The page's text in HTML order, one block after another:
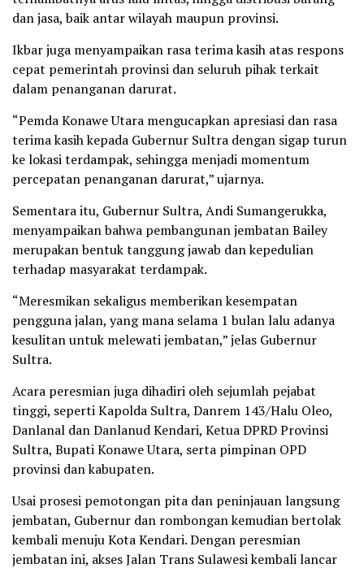
dan jasa, baik antar wilayah maupun provinsi.
Ikbar juga menyampaikan rasa terima kasih atas respons
cepat pemerintah provinsi dan seluruh pihak terkait
dalam penanganan darurat.
“Pemda Konawe Utara mengucapkan apresiasi dan rasa
terima kasih kepada Gubernur Sultra dengan sigap turun
ke lokasi terdampak, sehingga menjadi momentum
percepatan penanganan darurat,” ujarnya.
Sementara itu, Gubernur Sultra, Andi Sumangerukka,
menyampaikan bahwa pembangunan jembatan Bailey
merupakan bentuk tanggung jawab dan kepedulian
terhadap masyarakat terdampak.
“Meresmikan sekaligus memberikan kesempatan
pengguna jalan, yang mana selama 1 bulan lalu adanya
kesulitan untuk melewati jembatan,” jelas Gubernur
Sultra.
Acara peresmian juga dihadiri oleh sejumlah pejabat
tinggi, seperti Kapolda Sultra, Danrem 143/Halu Oleo,
Danlanal dan Danlanud Kendari, Ketua DPRD Provinsi
Sultra, Bupati Konawe Utara, serta pimpinan OPD
provinsi dan kabupaten.
Usai prosesi pemotongan pita dan peninjauan langsung
jembatan, Gubernur dan rombongan kemudian bertolak
kembali menuju Kota Kendari. Dengan peresmian
jembatan ini, akses Jalan Trans Sulawesi kembali lancar